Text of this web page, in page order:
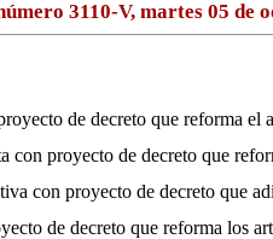
3110-V, martes 05 de
de decreto que reforma
proyecto de decreto que
con proyecto de decreto que
de decreto que reforma los